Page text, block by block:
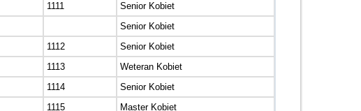
1111
Senior Kobiet
Senior Kobiet
1112
Senior Kobiet
1113
Weteran Kobiet
1114
Senior Kobiet
1115
Master Kobiet